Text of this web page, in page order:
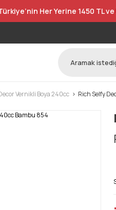
Her Yerine 1450 TL
Vernikli Boya 240cc Rich Selfy